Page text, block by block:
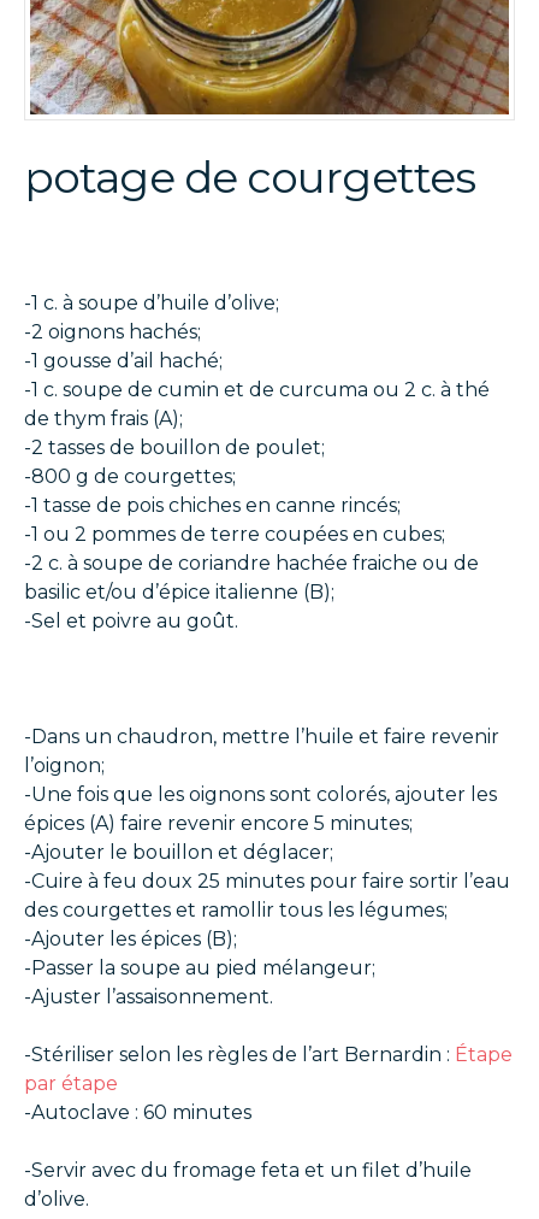
potage de courgettes
-1 c. à soupe d’huile d’olive;
-2 oignons hachés;
-1 gousse d’ail haché;
-1 c. soupe de cumin et de curcuma ou 2 c. à thé
de thym frais (A);
-2 tasses de bouillon de poulet;
-800 g de courgettes;
-1 tasse de pois chiches en canne rincés;
-1 ou 2 pommes de terre coupées en cubes;
-2 c. à soupe de coriandre hachée fraiche ou de
basilic et/ou d’épice italienne (B);
-Sel et poivre au goût.
-Dans un chaudron, mettre l’huile et faire revenir
l’oignon;
-Une fois que les oignons sont colorés, ajouter les
épices (A) faire revenir encore 5 minutes;
-Ajouter le bouillon et déglacer;
-Cuire à feu doux 25 minutes pour faire sortir l’eau
des courgettes et ramollir tous les légumes;
-Ajouter les épices (B);
-Passer la soupe au pied mélangeur;
-Ajuster l’assaisonnement.
-Stériliser selon les règles de l’art Bernardin : Étape
par étape
-Autoclave : 60 minutes
-Servir avec du fromage feta et un filet d’huile
d’olive.